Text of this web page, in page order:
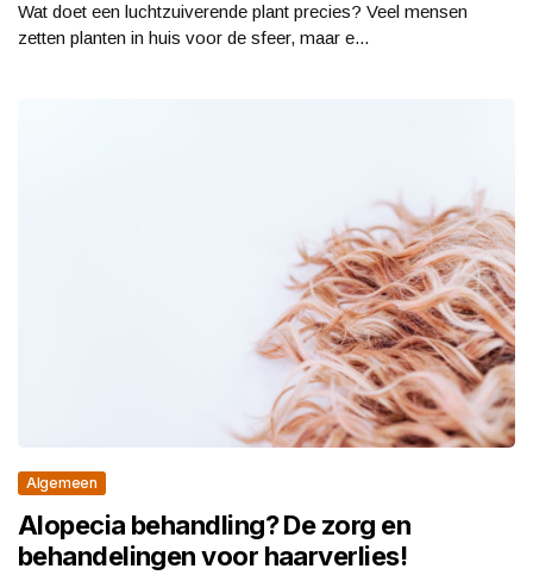
Wat doet een luchtzuiverende plant precies? Veel mensen
zetten planten in huis voor de sfeer, maar e...
Algemeen
Alopecia behandling? De zorg en
behandelingen voor haarverlies!